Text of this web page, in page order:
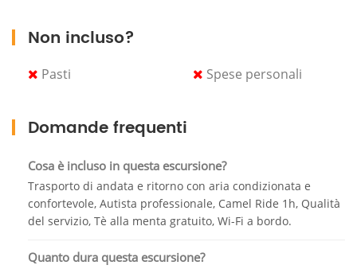
porterà in un luogo incredibilmente ampio che è
un bellissimo momento e libertà, anche goderti
menta gratuito con la dolcezza del nostro staff.
Alla fine, il nostro autista ti aspetterà per portarti al
tuo alloggio dopo questa esperienza incredibile e
indimenticabile.
Non incluso?
Pasti Spese personali
Domande frequenti
Cosa è incluso in questa escursione?
Trasporto di andata e ritorno con aria condizionata e
confortevole, Autista professionale, Camel Ride 1h, Qualità
del servizio, Tè alla menta gratuito, Wi-Fi a bordo.
Quanto dura questa escursione?